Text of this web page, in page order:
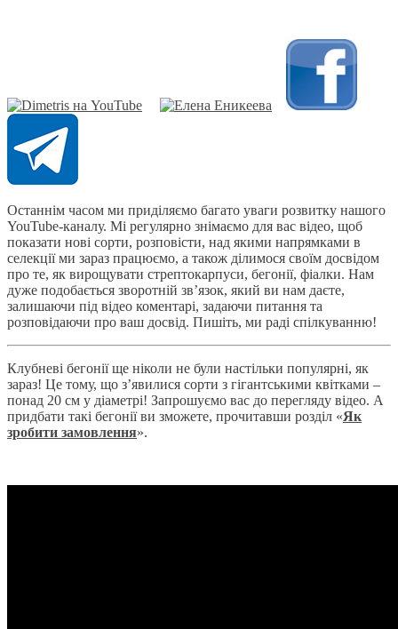
Останнім часом ми приділяємо багато уваги розвитку нашого
YouTube-каналу. Мі регулярно знімаємо для вас відео, щоб
показати нові сорти, розповісти, над якими напрямками в
селекції ми зараз працюємо, а також ділимося своїм досвідом
про те, як вирощувати стрептокарпуси, бегонії, фіалки. Нам
дуже подобається зворотній зв’язок, який ви нам даєте,
залишаючи під відео коментарі, задаючи питання та
розповідаючи про ваш досвід. Пишіть, ми раді спілкуванню!
Клубневі бегонії ще ніколи не були настільки популярні, як
зараз! Це тому, що з’явилися сорти з гігантськими квітками –
понад 20 см у діаметрі! Запрошуємо вас до перегляду відео. А
придбати такі бегонії ви зможете, прочитавши розділ «Як
зробити замовлення».